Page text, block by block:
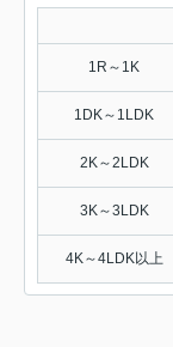
1R～1K
1DK～1LDK
2K～2LDK
3K～3LDK
4K～4LDK以上